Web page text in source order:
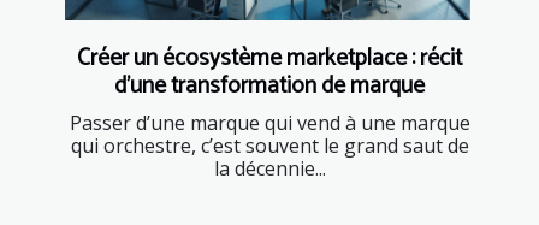
Créer un écosystème marketplace : récit
d'une transformation de marque
Passer d’une marque qui vend à une marque
qui orchestre, c’est souvent le grand saut de
la décennie...